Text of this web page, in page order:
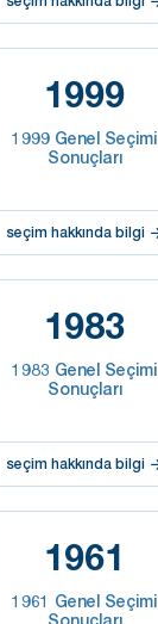
1999
1999 Genel Seçimi
Sonuçları
seçim hakkında bilgi
1983
1983 Genel Seçimi
Sonuçları
seçim hakkında bilgi
1961
1961 Genel Seçimi